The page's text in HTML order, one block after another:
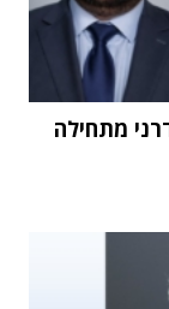
מתחילה